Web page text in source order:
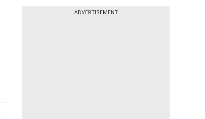
ADVERTISEMENT